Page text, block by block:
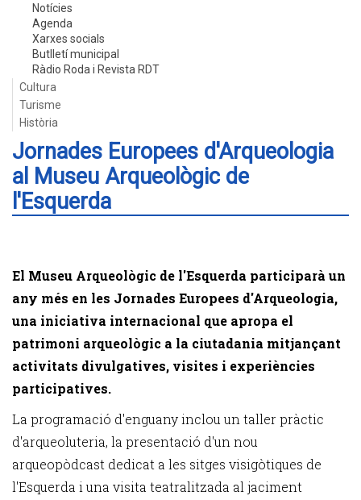
Notícies
Agenda
Xarxes socials
Butlletí municipal
Ràdio Roda i Revista RDT
Cultura
Turisme
Història
Jornades Europees d'Arqueologia
al Museu Arqueològic de
l'Esquerda
El Museu Arqueològic de l'Esquerda participarà un
any més en les Jornades Europees d'Arqueologia,
una iniciativa internacional que apropa el
patrimoni arqueològic a la ciutadania mitjançant
activitats divulgatives, visites i experiències
participatives.
La programació d'enguany inclou un taller pràctic
d'arqueoluteria, la presentació d'un nou
arqueopòdcast dedicat a les sitges visigòtiques de
l'Esquerda i una visita teatralitzada al jaciment